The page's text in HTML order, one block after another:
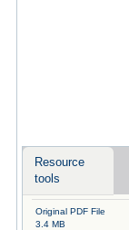
Resource
tools
Original PDF File
3.4 MB